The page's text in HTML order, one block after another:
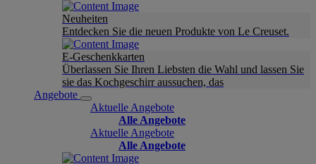
Neuheiten
Entdecken Sie die neuen Produkte von Le Creuset.
E-Geschenkkarten
Überlassen Sie Ihren Liebsten die Wahl und lassen Sie
sie das Kochgeschirr aussuchen, das
Angebote
Aktuelle Angebote
Alle Angebote
Aktuelle Angebote
Alle Angebote